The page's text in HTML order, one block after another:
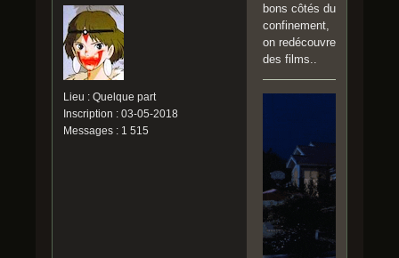
Lieu : Quelque part
Inscription : 03-05-2018
Messages : 1 515
bons côtés du
confinement,
on redécouvre
des films..